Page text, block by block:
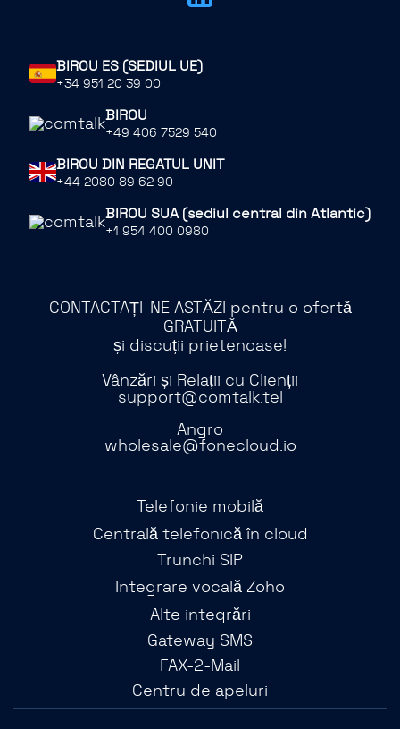
BIROU ES (SEDIUL UE)
+34 951 20 39 00
BIROU
+49 406 7529 540
BIROU DIN REGATUL UNIT
+44 2080 89 62 90
BIROU SUA (sediul central din Atlantic)
+1 954 400 0980
CONTACTAȚI-NE ASTĂZI pentru o ofertă
GRATUITĂ
și discuții prietenoase!
Vânzări și Relații cu Clienții
support@comtalk.tel
Angro
wholesale@fonecloud.io
Telefonie mobilă
Centrală telefonică în cloud
Trunchi SIP
Integrare vocală Zoho
Alte integrări
Gateway SMS
FAX-2-Mail
Centru de apeluri